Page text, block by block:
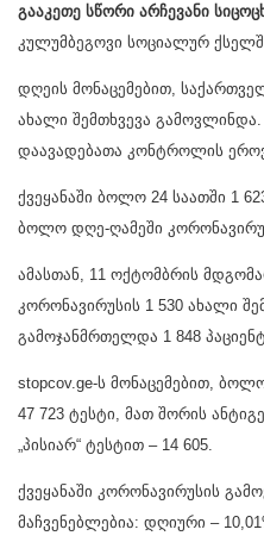
გააკეთე სწორი არჩევანი
კულუმბეგოვი სოციალურ
დღეის მონაცემებით,
ახალი შემთხვევა გამოვლინდა.
დაავადებათა კონტროლის
ქვეყანაში ბოლო 24 საათში 1
ბოლო დღე-ღამეში
ამასთან, 11 ოქტომბრის
კორონავირუსის 1 530 ახალი
გამოჯანმრთელდა 1 848
stopcov.ge-ს მონაცემებით,
47 723 ტესტი, მათ შორის
„პისიარ“ ტესტით – 14 605.
ქვეყანაში კორონავირუსის
მაჩვენებლებია: დღიური –